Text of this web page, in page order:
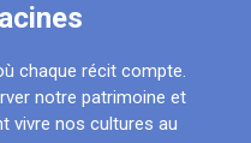
chaque récit compte.
notre patrimoine et
vivre nos cultures au